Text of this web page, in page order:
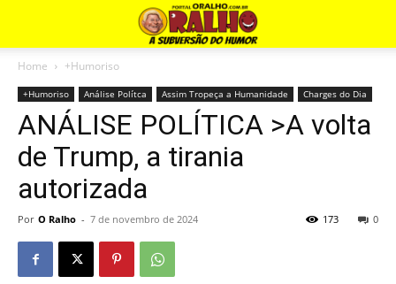
Home +Humoriso
+Humoriso Análise Polítca Assim Tropeça a Humanidade Charges do Dia
ANÁLISE POLÍTICA >A volta
de Trump, a tirania
autorizada
Por O Ralho - 7 de novembro de 2024 0
173